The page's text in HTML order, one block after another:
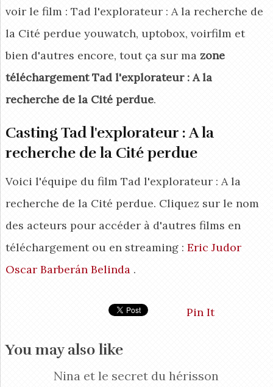
voir le film : Tad l'explorateur : A la recherche de
la Cité perdue youwatch, uptobox, voirfilm et
bien d'autres encore, tout ça sur ma zone
téléchargement Tad l'explorateur : A la
recherche de la Cité perdue.
Casting Tad l'explorateur : A la
recherche de la Cité perdue
Voici l'équipe du film Tad l'explorateur : A la
recherche de la Cité perdue. Cliquez sur le nom
des acteurs pour accéder à d'autres films en
téléchargement ou en streaming : Eric Judor
Oscar Barberán Belinda.
Pin It
You may also like
Nina et le secret du hérisson